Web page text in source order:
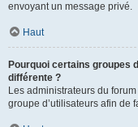
envoyant un message privé.
Haut
Pourquoi certains groupes
différente ?
Les administrateurs du
groupe d’utilisateurs afin de